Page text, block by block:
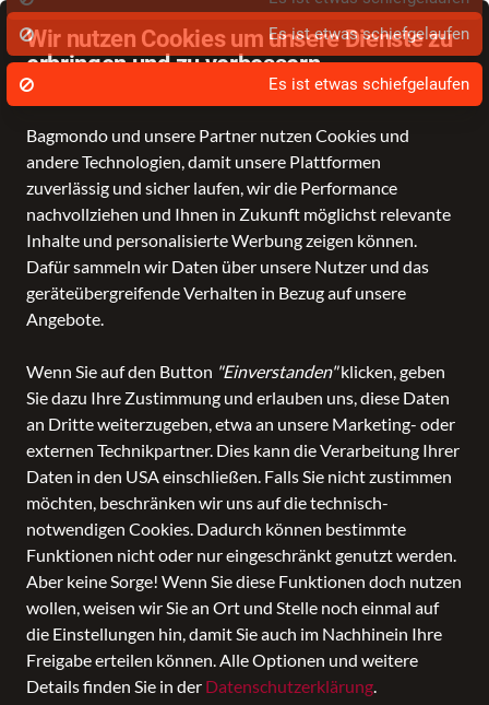
Wir nutzen Cookies um unsere Dienste zu
erbringen und zu verbessern.
Datenschutz - Sie entscheiden!
Bagmondo und unsere Partner nutzen Cookies und
andere Technologien, damit unsere Plattformen
zuverlässig und sicher laufen, wir die Performance
nachvollziehen und Ihnen in Zukunft möglichst relevante
Inhalte und personalisierte Werbung zeigen können.
Dafür sammeln wir Daten über unsere Nutzer und das
geräteübergreifende Verhalten in Bezug auf unsere
Angebote.
Wenn Sie auf den Button "Einverstanden"klicken, geben
Sie dazu Ihre Zustimmung und erlauben uns, diese Daten
an Dritte weiterzugeben, etwa an unsere Marketing- oder
externen Technikpartner. Dies kann die Verarbeitung Ihrer
Daten in den USA einschließen. Falls Sie nicht zustimmen
möchten, beschränken wir uns auf die technisch-
notwendigen Cookies. Dadurch können bestimmte
Funktionen nicht oder nur eingeschränkt genutzt werden.
Aber keine Sorge! Wenn Sie diese Funktionen doch nutzen
wollen, weisen wir Sie an Ort und Stelle noch einmal auf
die Einstellungen hin, damit Sie auch im Nachhinein Ihre
Freigabe erteilen können. Alle Optionen und weitere
Details finden Sie in der Datenschutzerklärung.
Schule Reise Business Freizeit Fashion & Lifestyle
Cityrucksack Verbier Play 1.0 Maxi
Es ist etwas schiefgelaufen